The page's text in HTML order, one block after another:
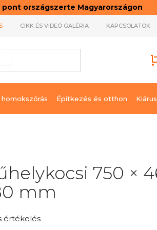
országszerte Magyarországon
CIKK ÉS VIDEÓ GALÉRIA KAPCSOLATOK
homokszórás Építkezés és otthon
750 ×
mm
értékelés